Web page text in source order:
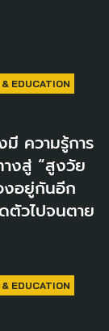
EDUCATION
ความรู้การ
งสู่ “สูงวัย
งอยู่กันอีก
ตัวไปจนตาย
EDUCATION